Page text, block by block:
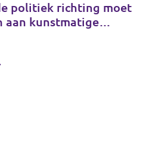
politiek richting moet
aan kunstmatige